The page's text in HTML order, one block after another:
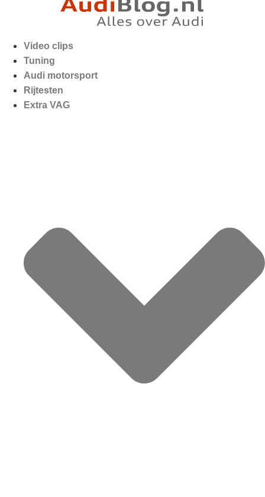
Video clips
Tuning
Audi motorsport
Rijtesten
Extra VAG